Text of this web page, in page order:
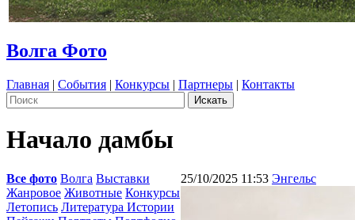
Волга Фото
Главная | События | Конкурсы | Партнеры | Контакты
Начало дамбы
Все фото Волга Выставки
Жанровое Животные Конкурсы
Летопись Литература Истории
25/10/2025 11:53 Энгельс